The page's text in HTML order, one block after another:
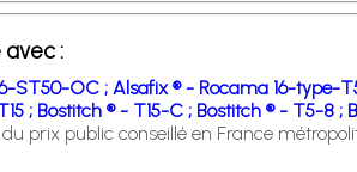
:
ST50-OC ; Alsafix ® - Rocama 16-type-
; Bostitch ® - T15-C ; Bostitch ® - T5-8 ;
prix public conseillé en France